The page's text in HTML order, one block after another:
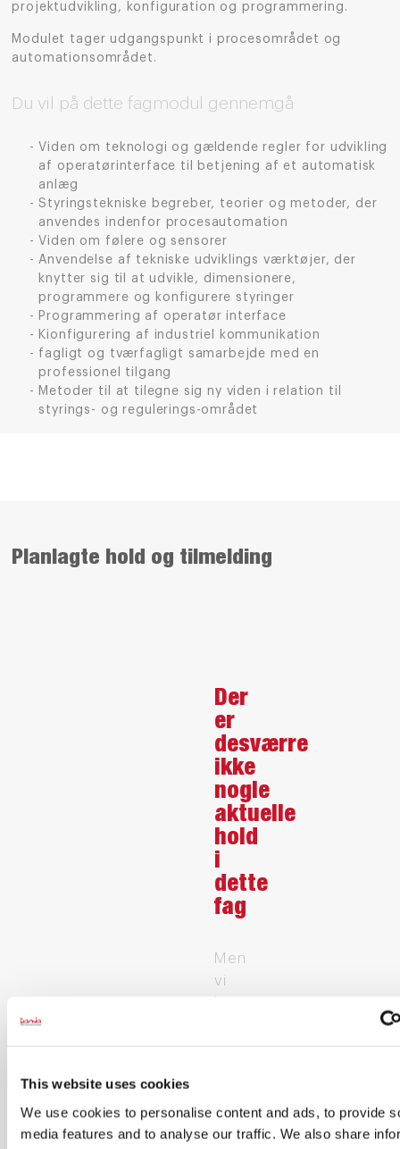
This website uses cookies
We use cookies to personalise content and ads, to provide
media features and to analyse our traffic. We also share
projektudvikling, konfiguration og programmering.
Modulet tager udgangspunkt i procesområdet og
automationsområdet.
Du vil på dette fagmodul gennemgå
Viden om teknologi og gældende regler for udvikling
af operatørinterface til betjening af et automatisk
anlæg
Styringstekniske begreber, teorier og metoder, der
anvendes indenfor procesautomation
Viden om følere og sensorer
Anvendelse af tekniske udviklings værktøjer, der
knytter sig til at udvikle, dimensionere,
programmere og konfigurere styringer
Programmering af operatør interface
Kionfigurering af industriel kommunikation
fagligt og tværfagligt samarbejde med en
professionel tilgang
Metoder til at tilegne sig ny viden i relation til
styrings- og regulerings-området
Planlagte hold og tilmelding
Der
er
desværre
ikke
nogle
aktuelle
hold
i
dette
fag
Men
vi
der
kommer